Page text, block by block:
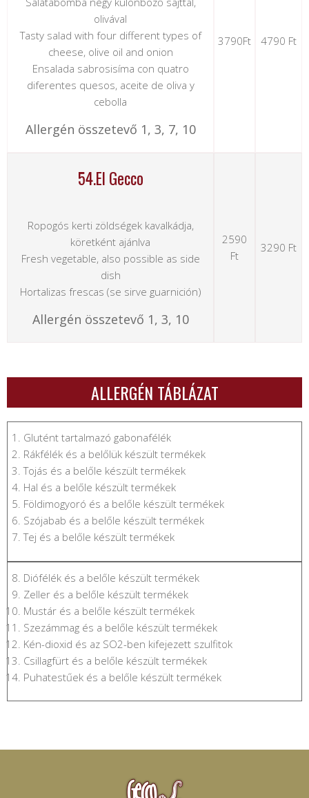
olivával
Tasty salad with four different types of
cheese, olive oil and onion
Ensalada sabrosisíma con quatro
diferentes quesos, aceite de oliva y
cebolla
Allergén összetevő 1, 3, 7, 10
3790Ft 4790 Ft
54.El Gecco
Ropogós kerti zöldségek kavalkádja,
köretként ajánlva
Fresh vegetable, also possible as side
dish
Hortalizas frescas (se sirve guarnición)
Allergén összetevő 1, 3, 10
2590
Ft
3290 Ft
ALLERGÉN TÁBLÁZAT
Glutént tartalmazó gabonafélék
Rákfélék és a belőlük készült termékek
Tojás és a belőle készült termékek
Hal és a belőle készült termékek
Földimogyoró és a belőle készült termékek
Szójabab és a belőle készült termékek
Tej és a belőle készült termékek
Diófélék és a belőle készült termékek
Zeller és a belőle készült termékek
Mustár és a belőle készült termékek
Szezámmag és a belőle készült termékek
Kén-dioxid és az SO2-ben kifejezett szulfitok
Csillagfürt és a belőle készült termékek
Puhatestűek és a belőle készült termékek